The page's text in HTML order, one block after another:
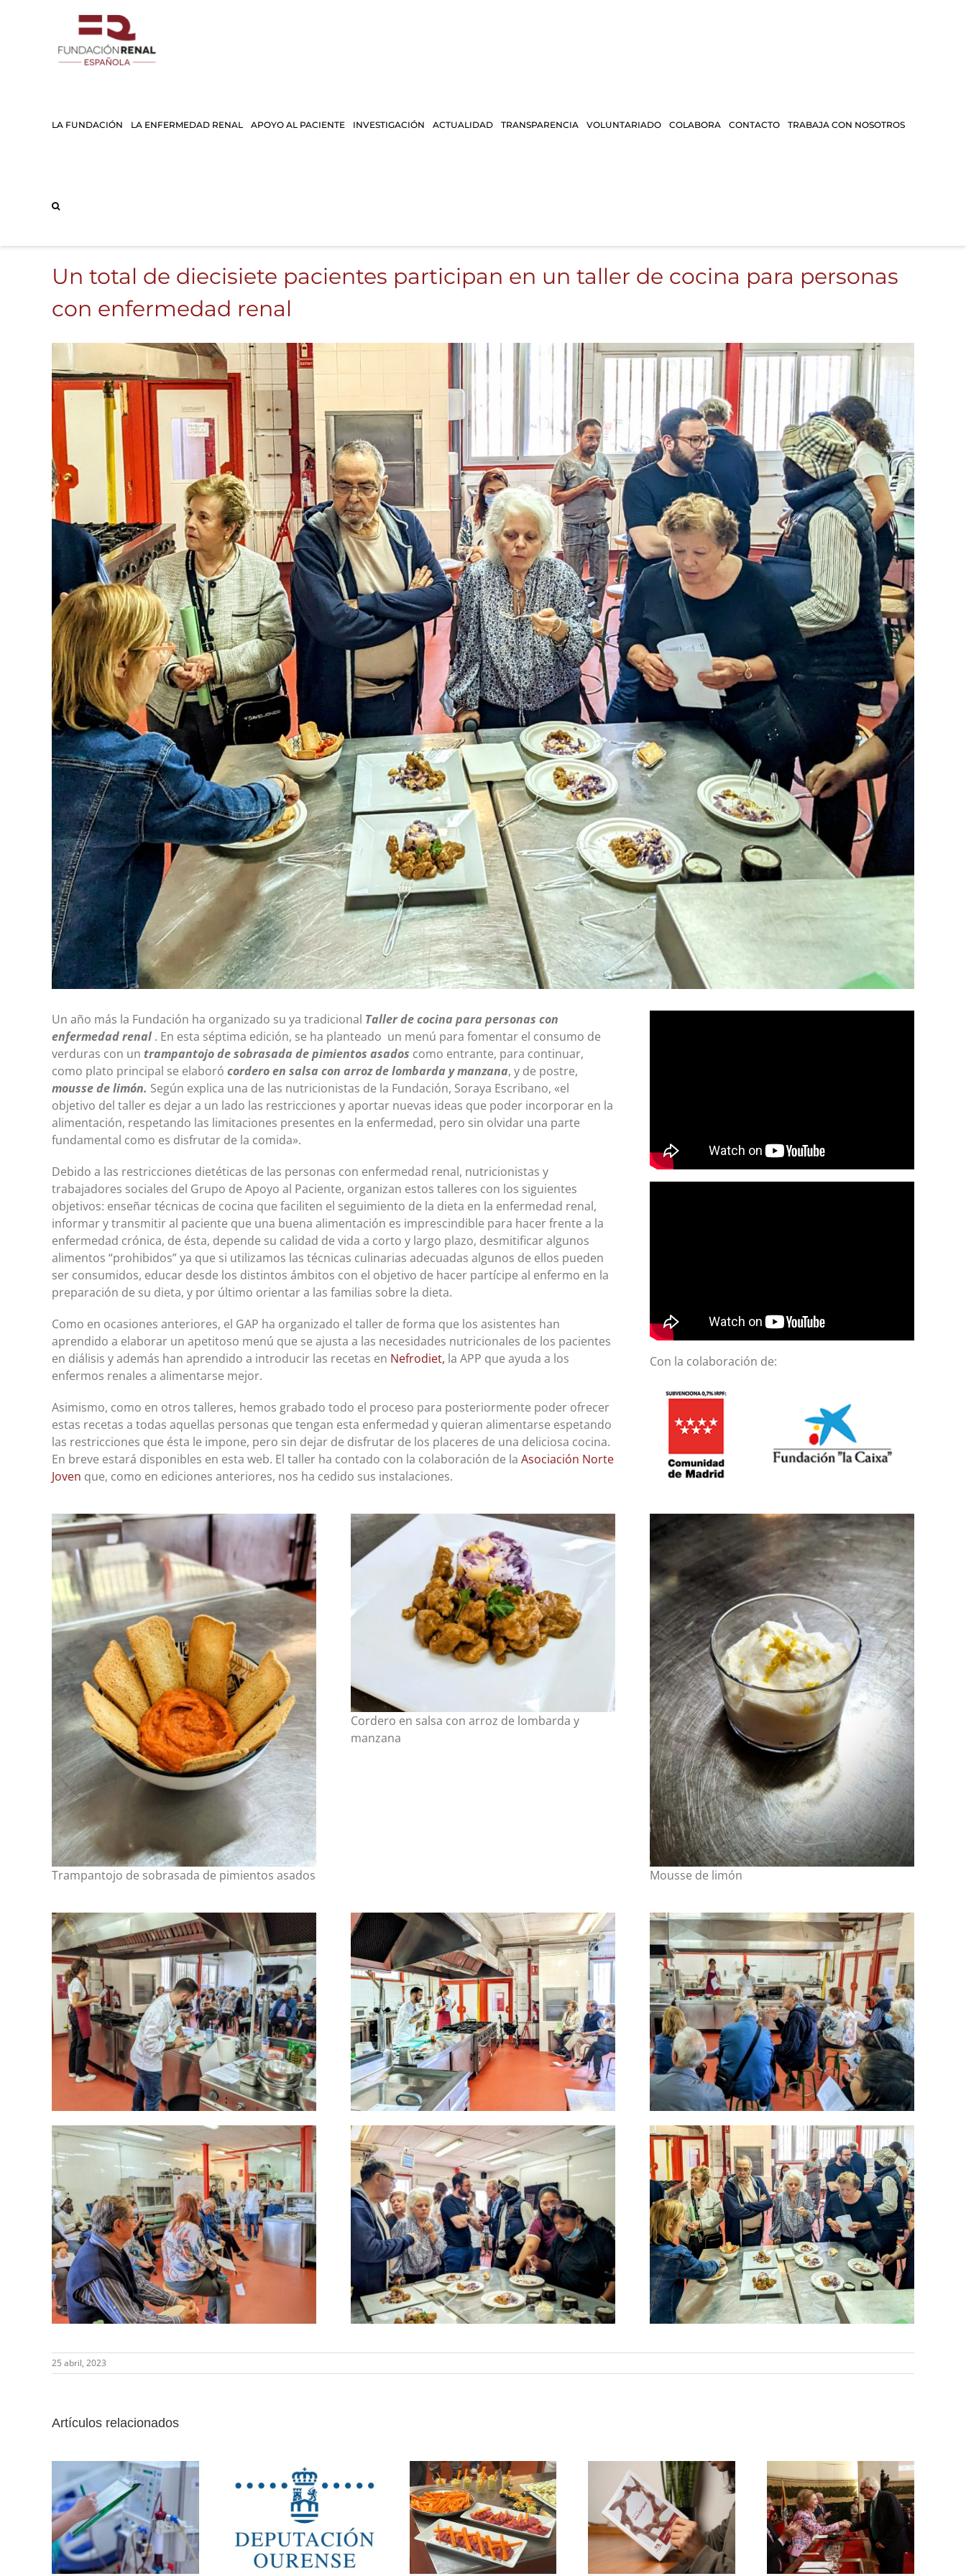
LA FUNDACIÓN LA ENFERMEDAD RENAL APOYO AL PACIENTE INVESTIGACIÓN ACTUALIDAD TRANSPARENCIA VOLUNTARIADO COLABORA CONTACTO TRABAJA CON NOSOTROS
Un total de diecisiete pacientes participan en un taller de cocina para personas
con enfermedad renal
Un año más la Fundación ha organizado su ya tradicional Taller de cocina para personas con
enfermedad renal. En esta séptima edición, se ha planteado un menú para fomentar el consumo de
verduras con un trampantojo de sobrasada de pimientos asados como entrante, para continuar,
como plato principal se elaboró cordero en salsa con arroz de lombarda y manzana, y de postre,
mousse de limón. Según explica una de las nutricionistas de la Fundación, Soraya Escribano, «el
objetivo del taller es dejar a un lado las restricciones y aportar nuevas ideas que poder incorporar en la
alimentación, respetando las limitaciones presentes en la enfermedad, pero sin olvidar una parte
fundamental como es disfrutar de la comida».
Debido a las restricciones dietéticas de las personas con enfermedad renal, nutricionistas y
trabajadores sociales del Grupo de Apoyo al Paciente, organizan estos talleres con los siguientes
objetivos: enseñar técnicas de cocina que faciliten el seguimiento de la dieta en la enfermedad renal,
informar y transmitir al paciente que una buena alimentación es imprescindible para hacer frente a la
enfermedad crónica, de ésta, depende su calidad de vida a corto y largo plazo, desmitificar algunos
alimentos “prohibidos” ya que si utilizamos las técnicas culinarias adecuadas algunos de ellos pueden
ser consumidos, educar desde los distintos ámbitos con el objetivo de hacer partícipe al enfermo en la
preparación de su dieta, y por último orientar a las familias sobre la dieta.
Como en ocasiones anteriores, el GAP ha organizado el taller de forma que los asistentes han
aprendido a elaborar un apetitoso menú que se ajusta a las necesidades nutricionales de los pacientes
en diálisis y además han aprendido a introducir las recetas en Nefrodiet, la APP que ayuda a los
enfermos renales a alimentarse mejor.
Asimismo, como en otros talleres, hemos grabado todo el proceso para posteriormente poder ofrecer
estas recetas a todas aquellas personas que tengan esta enfermedad y quieran alimentarse espetando
las restricciones que ésta le impone, pero sin dejar de disfrutar de los placeres de una deliciosa cocina.
En breve estará disponibles en esta web. El taller ha contado con la colaboración de la Asociación Norte
Joven que, como en ediciones anteriores, nos ha cedido sus instalaciones.
Con la colaboración de:
Trampantojo de sobrasada de pimientos asados
Cordero en salsa con arroz de lombarda y
manzana
Mousse de limón
25 abril, 2023
Artículos relacionados